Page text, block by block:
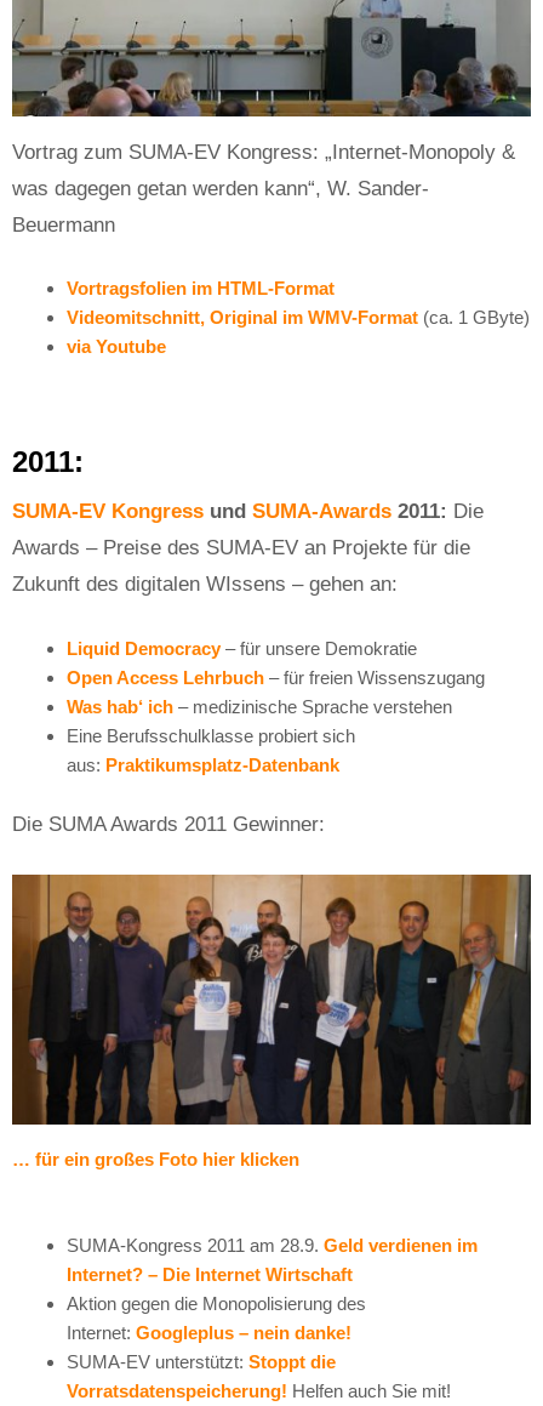
Vortrag zum SUMA-EV Kongress: „Internet-Monopoly &
was dagegen getan werden kann“, W. Sander-
Beuermann
Vortragsfolien im HTML-Format
Videomitschnitt, Original im WMV-Format (ca. 1 GByte)
via Youtube
2011:
SUMA-EV Kongress und SUMA-Awards 2011: Die
Awards – Preise des SUMA-EV an Projekte für die
Zukunft des digitalen WIssens – gehen an:
Liquid Democracy– für unsere Demokratie
Open Access Lehrbuch – für freien Wissenszugang
Was hab‘ ich – medizinische Sprache verstehen
Eine Berufsschulklasse probiert sich
aus: Praktikumsplatz-Datenbank
Die SUMA Awards 2011 Gewinner:
… für ein großes Foto hier klicken
SUMA-Kongress 2011 am 28.9. Geld verdienen im
Internet? – Die Internet Wirtschaft
Aktion gegen die Monopolisierung des
Internet: Googleplus – nein danke!
SUMA-EV unterstützt: Stoppt die
Vorratsdatenspeicherung! Helfen auch Sie mit!